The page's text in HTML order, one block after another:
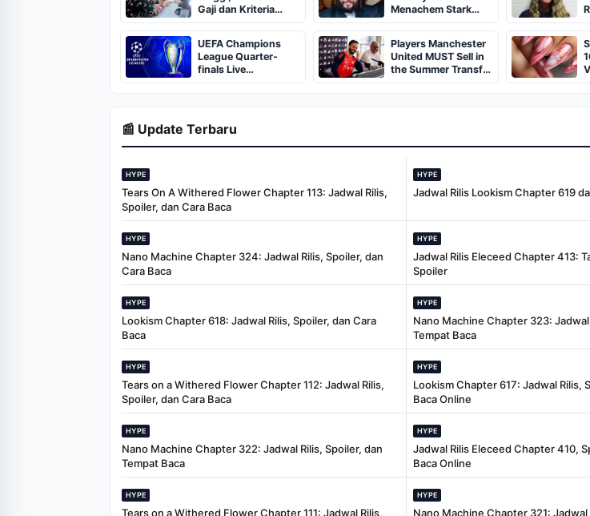
Gaji dan Kriteria
Kemampuan yang
Dibutuhkan
Menachem Stark
Abducted,
Suffocated, and Left
Burned in a
Dumpster
UEFA Champions
League Quarter-
finals Live
Streaming: Leg 1
Fixtures, Timings,
When And Where To
Players Manchester
United MUST Sell in
the Summer Transfer
Window
📰 Update Terbaru
HYPE
Tears On A Withered Flower Chapter 113: Jadwal Rilis,
Spoiler, dan Cara Baca
HYPE
Jadwal Rilis Lookism Chapter 619
HYPE
Nano Machine Chapter 324: Jadwal Rilis, Spoiler, dan
Cara Baca
HYPE
Jadwal Rilis Eleceed Chapter 413:
Spoiler
HYPE
Lookism Chapter 618: Jadwal Rilis, Spoiler, dan Cara
Baca
HYPE
Nano Machine Chapter 323: Jadwal
Tempat Baca
HYPE
Tears on a Withered Flower Chapter 112: Jadwal Rilis,
Spoiler, dan Cara Baca
HYPE
Lookism Chapter 617: Jadwal Rilis,
Baca Online
HYPE
Nano Machine Chapter 322: Jadwal Rilis, Spoiler, dan
Tempat Baca
HYPE
Jadwal Rilis Eleceed Chapter 410,
Baca Online
HYPE
Tears on a Withered Flower Chapter 111: Jadwal Rilis,
HYPE
Nano Machine Chapter 321: Jadwal